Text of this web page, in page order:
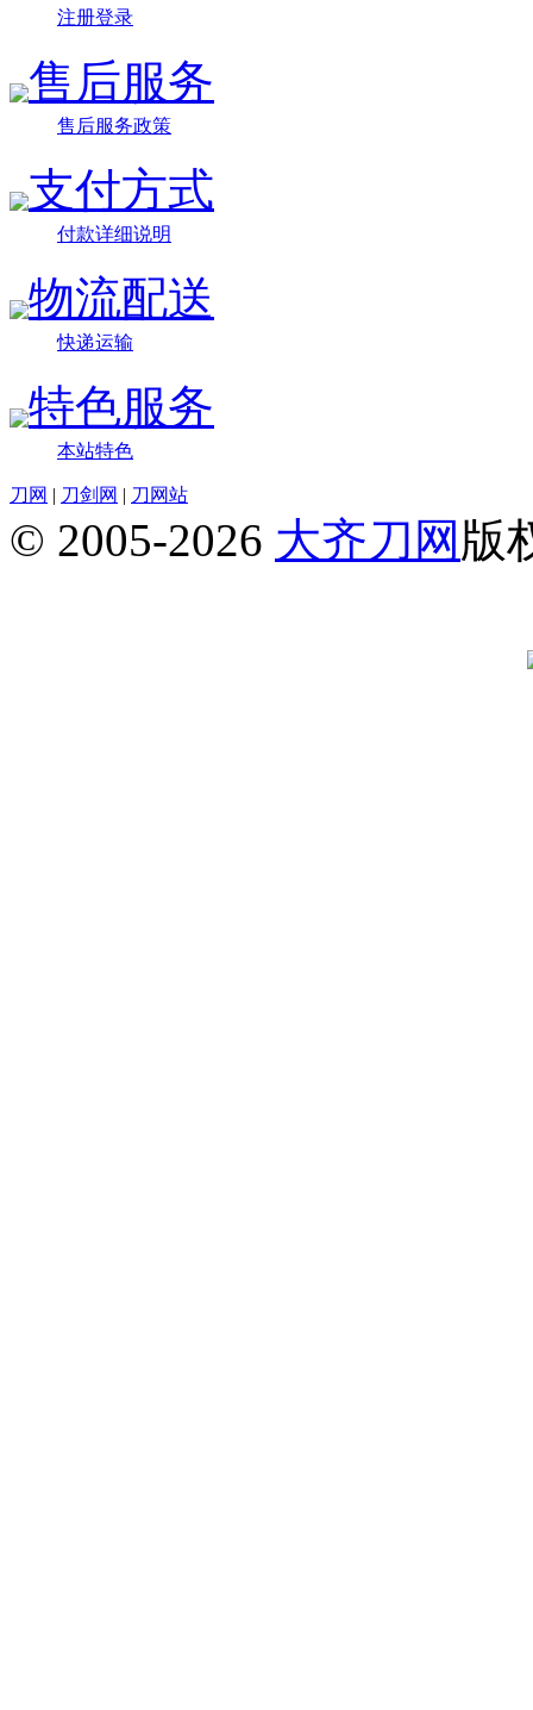
注册登录
售后服务
售后服务政策
支付方式
付款详细说明
物流配送
快递运输
特色服务
本站特色
刀网 | 刀剑网 | 刀网站
© 2005-2026 大齐刀网 版